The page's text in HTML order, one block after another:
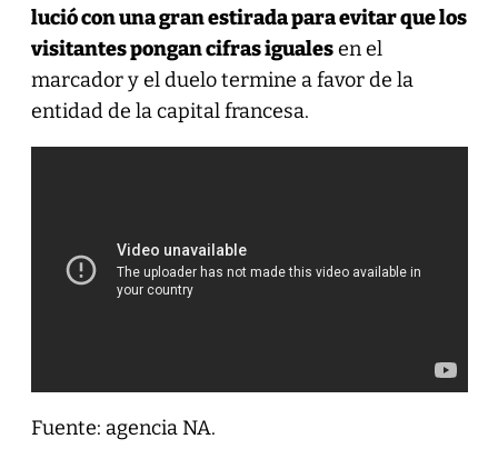
lució con una gran estirada para evitar que los
visitantes pongan cifras igualesen el
marcador y el duelo termine a favor de la
entidad de la capital francesa.
Fuente: agencia NA.